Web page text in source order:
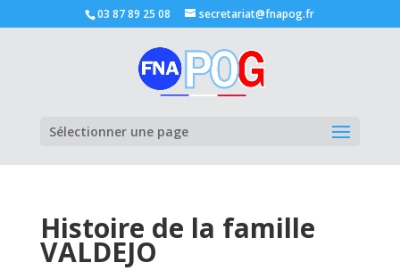
03 87 89 25 08 secretariat@fnapog.fr
Sélectionner une page
Histoire de la famille
VALDEJO